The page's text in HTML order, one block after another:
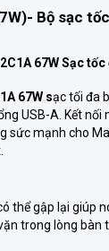
Bộ sạc
67W Sạc
67W sạc tối đa
USB-A. Kết
sức mạnh cho
thể gập lại giúp
trong lòng bàn